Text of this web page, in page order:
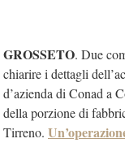
GROSSETO. Due
chiarire i dettagli
d’azienda di Conad a
della porzione di
Tirreno.